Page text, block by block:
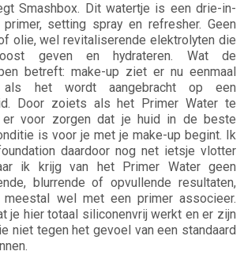
Smashbox. Dit watertje is een drie-in-
setting spray en refresher. Geen
olie, wel revitaliserende elektrolyten die
geven en hydrateren. Wat de
betreft: make-up ziet er nu eenmaal
het wordt aangebracht op een
Door zoiets als het Primer Water te
er voor zorgen dat je huid in de beste
is voor je met je make-up begint. Ik
daardoor nog net ietsje vlotter
ik krijg van het Primer Water geen
blurrende of opvullende resultaten,
meestal wel met een primer associeer.
je hier totaal siliconenvrij werkt en er zijn
niet tegen het gevoel van een standaard